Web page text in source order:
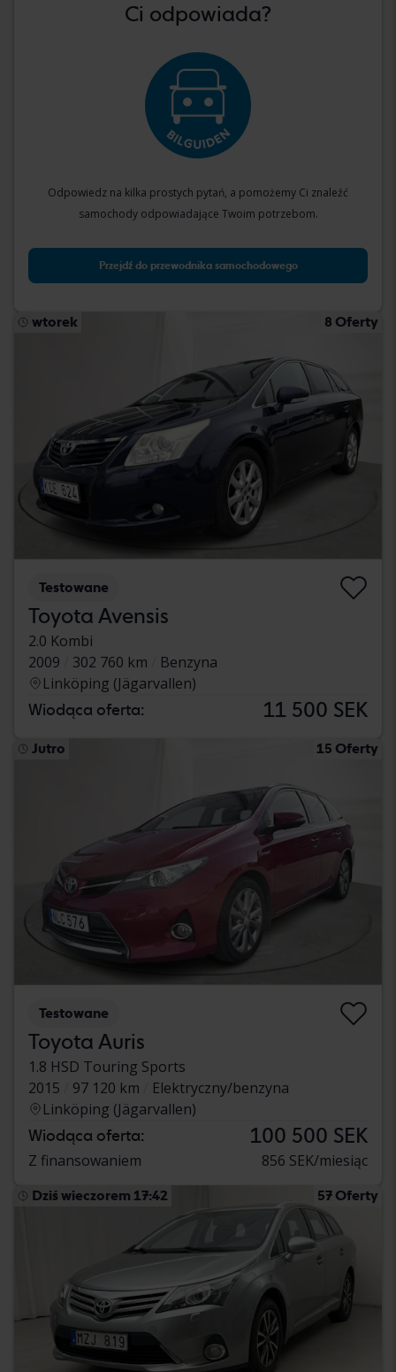
Ci odpowiada?
Odpowiedz na kilka prostych pytań, a pomożemy Ci znaleźć
samochody odpowiadające Twoim potrzebom.
Przejdź do przewodnika samochodowego
wtorek 8 Oferty
Testowane
Toyota Avensis
2.0 Kombi
2009
302 760 km
Benzyna
Linköping (Jägarvallen)
Wiodąca oferta: 11 500 SEK
Jutro 15 Oferty
Testowane
Toyota Auris
1.8 HSD Touring Sports
2015
97 120 km
Elektryczny/benzyna
Linköping (Jägarvallen)
Wiodąca oferta: 100 500 SEK
Z finansowaniem 856 SEK/miesiąc
Dziś wieczorem 17:42 57 Oferty